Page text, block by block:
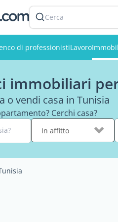
Cerca
di professionistiLavoro
immobiliari
o vendi casa in Tunisia
Cerchi casa?
In affitto